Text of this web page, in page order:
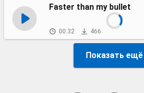
Faster than my bullet
00:32 466
Показать ещё